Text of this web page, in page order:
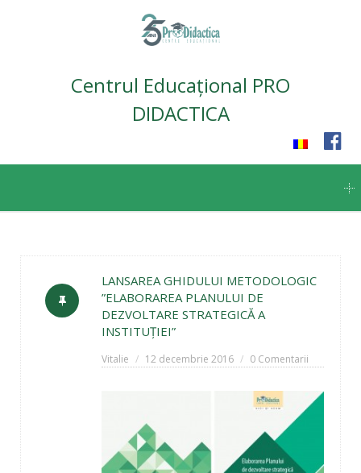
Centrul Educațional PRO
DIDACTICA
content
LANSAREA GHIDULUI METODOLOGIC
”ELABORAREA PLANULUI DE
DEZVOLTARE STRATEGICĂ A
INSTITUȚIEI”
Vitalie 12 decembrie 2016 0 Comentarii